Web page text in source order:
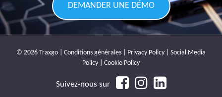
DEMANDER UNE DÉMO
© 2026 Traxgo | Conditions générales Privacy Policy
Social Media
Policy
Cookie Policy
Suivez-nous sur